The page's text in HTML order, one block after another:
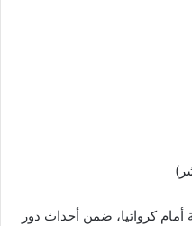
كرواتيا، ضمن أحداث دور